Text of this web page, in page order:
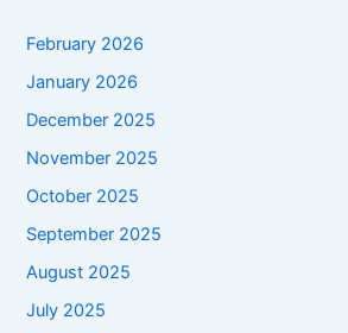
February 2026
January 2026
December 2025
November 2025
October 2025
September 2025
August 2025
July 2025